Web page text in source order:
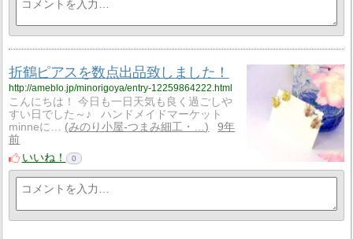
折鶴ピアスを数点出品致しました！
http://ameblo.jp/minorigoya/entry-12259864222.html
こんにちは！ 今日も一日天気も良く過ごしや
すい日でした～♪ ハンドメイドマーケット
minneに…
みのり小屋-つまみ細工・…
9年
前
いいね！
0